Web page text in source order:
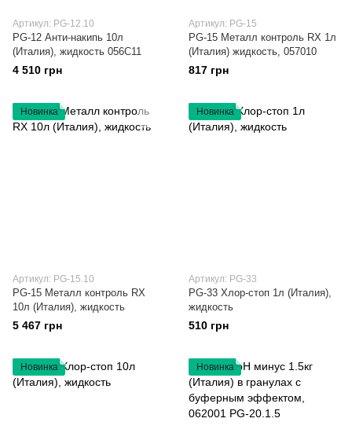
Артикул: PG-12.10
PG-12 Анти-накипь 10л
(Италия), жидкость 056C11
4 510 грн
Артикул: PG-15
PG-15 Металл контроль RX 1л
(Италия) жидкость, 057010
817 грн
Новинка
Артикул: PG-15.10
PG-15 Металл контроль RX
10л (Италия), жидкость
5 467 грн
Новинка
Артикул: PG-33
PG-33 Хлор-стоп 1л (Италия),
жидкость
510 грн
Новинка Новинка